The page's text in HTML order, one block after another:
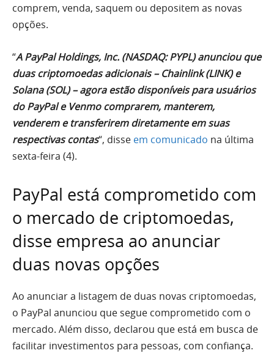
comprem, venda, saquem ou depositem as novas
opções.
“A PayPal Holdings, Inc. (NASDAQ: PYPL) anunciou que
duas criptomoedas adicionais – Chainlink (LINK) e
Solana (SOL) – agora estão disponíveis para usuários
do PayPal e Venmo comprarem, manterem,
venderem e transferirem diretamente em suas
respectivas contas“, disse em comunicado na última
sexta-feira (4).
PayPal está comprometido com
o mercado de criptomoedas,
disse empresa ao anunciar
duas novas opções
Ao anunciar a listagem de duas novas criptomoedas,
o PayPal anunciou que segue comprometido com o
mercado. Além disso, declarou que está em busca de
facilitar investimentos para pessoas, com confiança.